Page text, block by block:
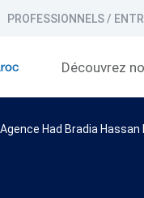
PROFESSIONNELS /
Découvrez
Agence Had Bradia Hassan II